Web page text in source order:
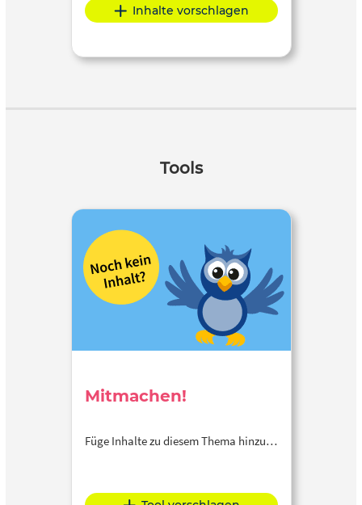
Inhalte vorschlagen
Tools
Mitmachen!
Füge Inhalte zu diesem Thema hinzu…